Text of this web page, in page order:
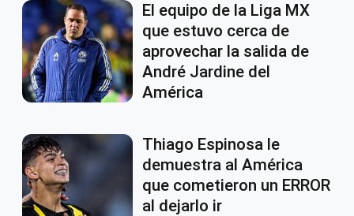
El equipo de la Liga MX
que estuvo cerca de
aprovechar la salida de
André Jardine del
América
Thiago Espinosa le
demuestra al América
que cometieron un ERROR
al dejarlo ir